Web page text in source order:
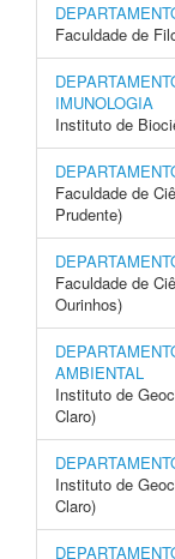
Faculdade de
IMUNOLOGIA
Instituto de
Faculdade de
Prudente)
Faculdade de
Ourinhos)
AMBIENTAL
Instituto de
Claro)
Instituto de
Claro)